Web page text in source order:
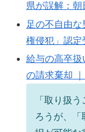
県が誤解：
足の不自由
権侵犯」認定
給与の高卒
の請求棄却
「取り扱
ろうが、「